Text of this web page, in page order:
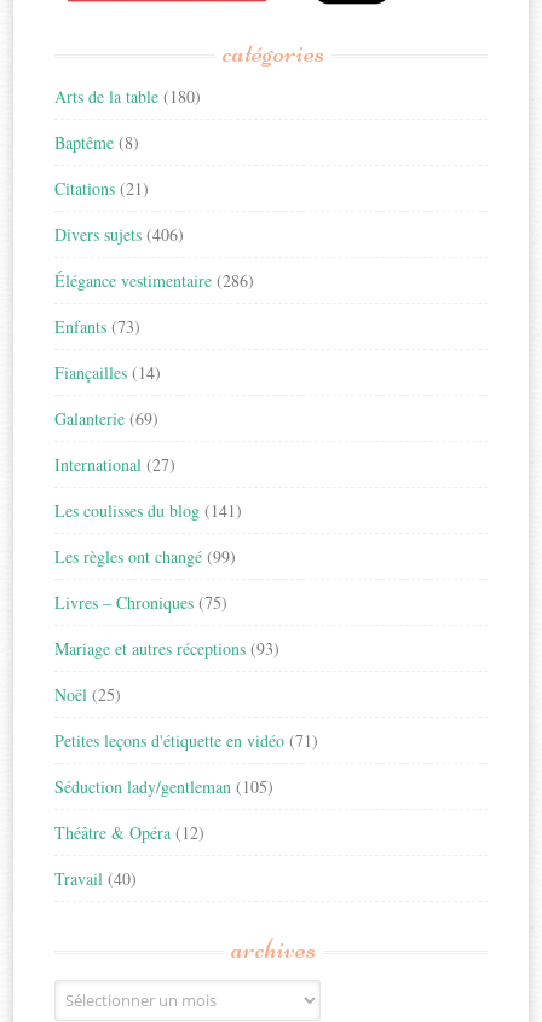
catégories
Arts de la table (180)
Baptême (8)
Citations (21)
Divers sujets (406)
Élégance vestimentaire (286)
Enfants (73)
Fiançailles (14)
Galanterie (69)
International (27)
Les coulisses du blog (141)
Les règles ont changé (99)
Livres – Chroniques (75)
Mariage et autres réceptions (93)
Noël (25)
Petites leçons d'étiquette en vidéo (71)
Séduction lady/gentleman (105)
Théâtre & Opéra (12)
Travail (40)
archives
Archives